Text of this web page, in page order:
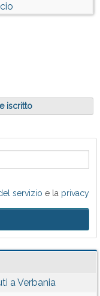
iscritto
servizio e la privacy
a Verbania